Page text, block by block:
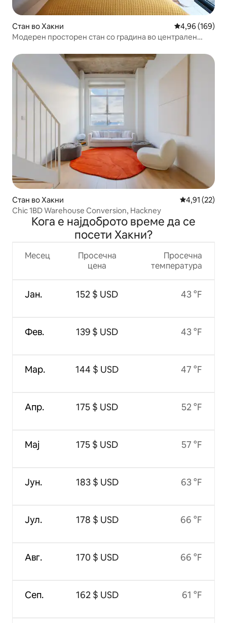
Стан во Хакни Просечна
4,96 (169)
Модерен просторен стан со градина во централен
Стан во Хакни Просечна
4,91 (22)
Chic 1BD Warehouse Conversion, Hackney
Кога е најдоброто време да се
посети Хакни?
Месец
Јан.
Фев.
Мар.
Апр.
Мај
Јун.
Јул.
Авг.
Сеп.
Просечна
цена
152 $ USD
139 $ USD
144 $ USD
175 $ USD
175 $ USD
183 $ USD
178 $ USD
170 $ USD
162 $ USD
Просечна
температура
43 °F
43 °F
47 °F
52 °F
57 °F
63 °F
66 °F
66 °F
61 °F